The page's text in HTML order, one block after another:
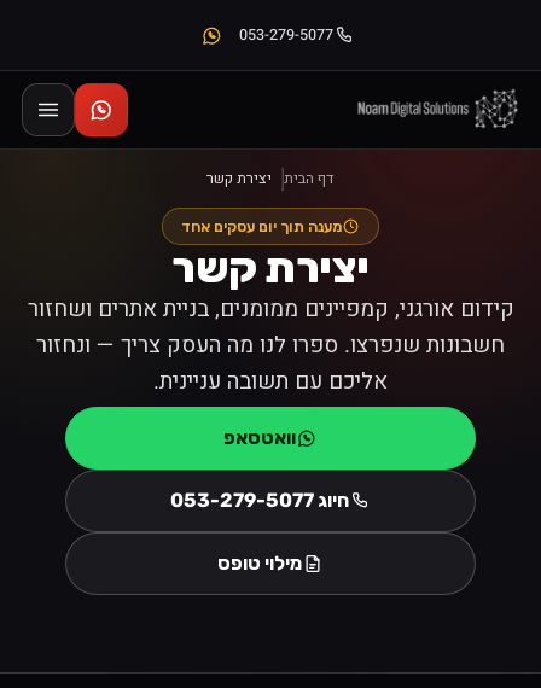
053-279-5077
דף הבית יצירת קשר
מענה תוך יום עסקים אחד
יצירת קשר
קידום אורגני, קמפיינים ממומנים, בניית אתרים ושחזור
חשבונות שנפרצו. ספרו לנו מה העסק צריך — ונחזור
אליכם עם תשובה עניינית.
וואטסאפ
חיוג053-279-5077
מילוי טופס